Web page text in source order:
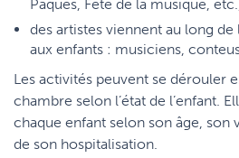
Pâques, Fête de la musique,
des artistes viennent au long
aux enfants : musiciens,
Les activités peuvent se dérouler
chambre selon l’état de l’enfant.
chaque enfant selon son âge, son
de son hospitalisation.